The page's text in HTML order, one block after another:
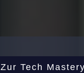
Zur Tech